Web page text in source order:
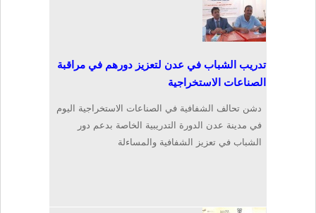
تدريب الشباب في عدن لتعزيز دورهم في مراقبة
الصناعات الاستخراجية
دشن تحالف الشفافية في الصناعات الاستخراجية اليوم
في مدينة عدن الدورة التدريبية الخاصة بدعم دور
الشباب في تعزيز الشفافية والمساءلة